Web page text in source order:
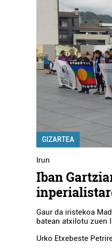
GIZARTEA
Irun
Iban
Gaur da iristekoa
batean atxilotu zuen
Urko Etxebeste